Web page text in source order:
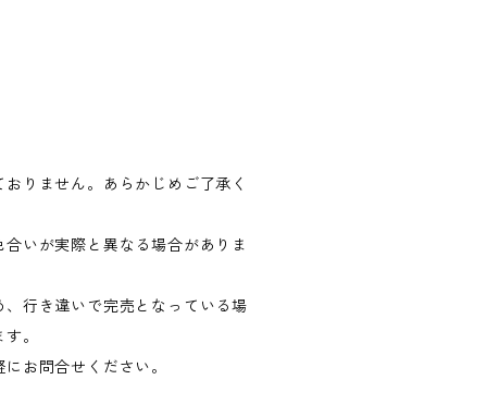
りません。あらかじめご了承く
いが実際と異なる場合がありま
行き違いで完売となっている場
。
お問合せください。